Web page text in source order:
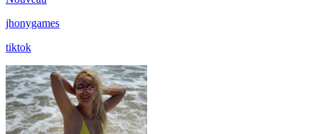
jhonygames
tiktok